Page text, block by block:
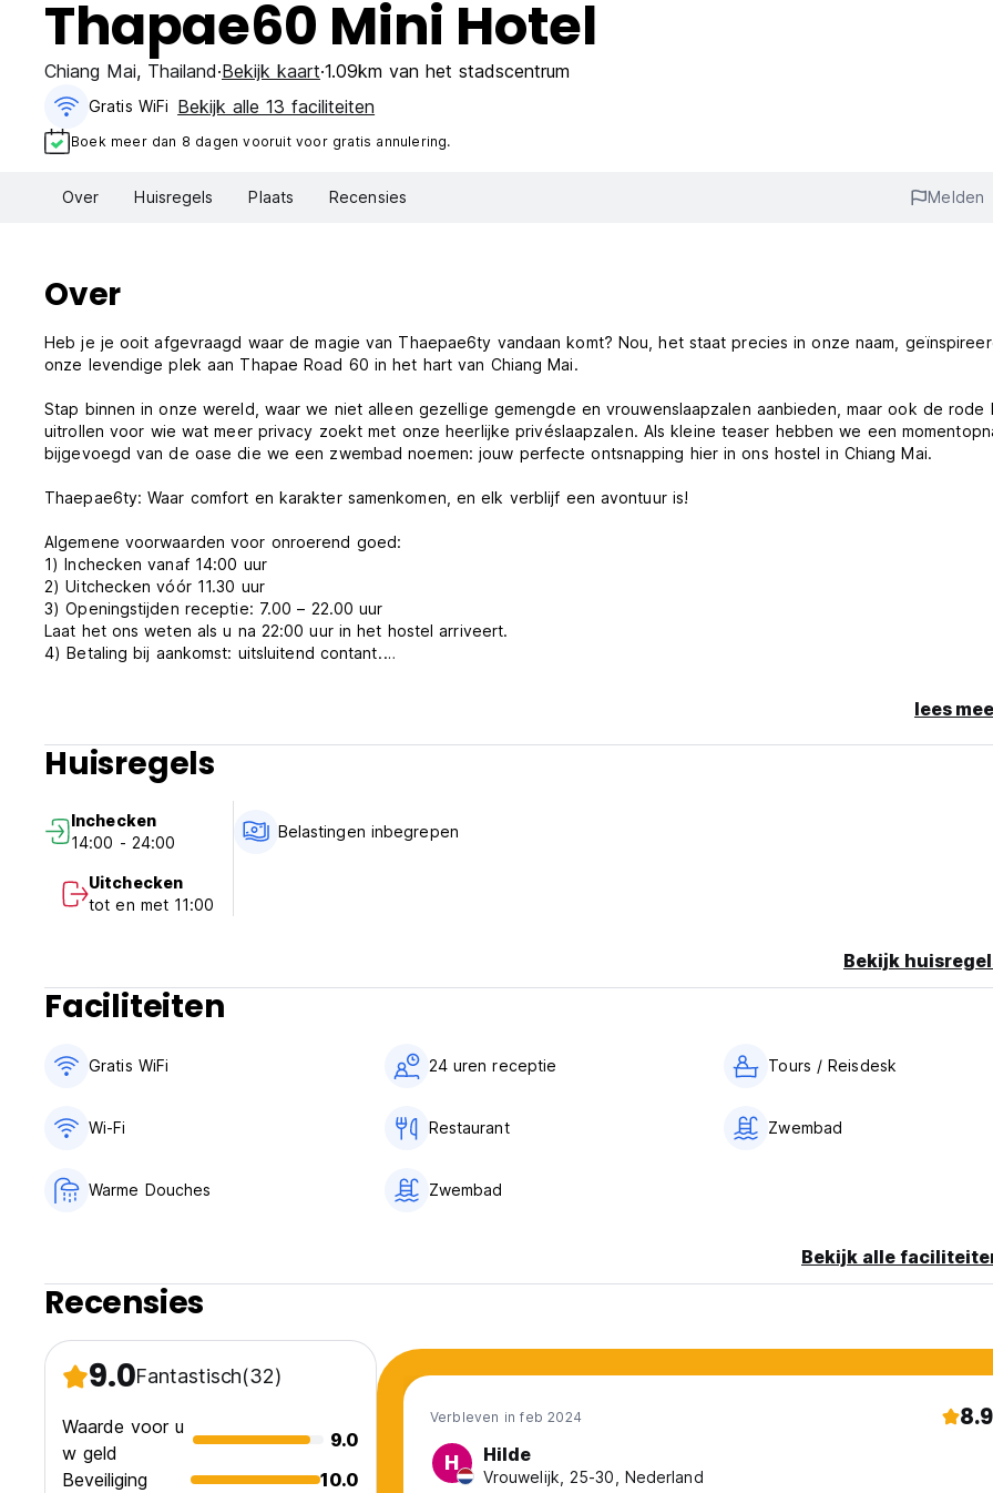
Thapae60 Mini Hotel
Chiang Mai, Thailand Bekijk kaart 1.09km van het stadscentrum
Gratis WiFi Bekijk alle 13 faciliteiten
Boek meer dan 8 dagen vooruit voor gratis annulering.
Over Huisregels Plaats Recensies Melden
Over
Heb je je ooit afgevraagd waar de magie van Thaepae6ty vandaan komt? Nou, het staat precies in onze naam,
onze levendige plek aan Thapae Road 60 in het hart van Chiang Mai.
Stap binnen in onze wereld, waar we niet alleen gezellige gemengde en vrouwenslaapzalen aanbieden, maar ook de rode
uitrollen voor wie wat meer privacy zoekt met onze heerlijke privéslaapzalen. Als kleine teaser hebben we een
bijgevoegd van de oase die we een zwembad noemen: jouw perfecte ontsnapping hier in ons hostel in Chiang Mai.
Thaepae6ty: ​​Waar comfort en karakter samenkomen, en elk verblijf een avontuur is!
Algemene voorwaarden voor onroerend goed:
1) Inchecken vanaf 14:00 uur
2) Uitchecken vóór 11.30 uur
3) Openingstijden receptie: 7.00 – 22.00 uur
Laat het ons weten als u na 22:00 uur in het hostel arriveert.
4) Betaling bij aankomst: uitsluitend contant.
8) GEEN wiet toegestaan ​​in het hostel. (Auto-translated from original language)
lees
Huisregels
Inchecken
14:00 - 24:00
Uitchecken
tot en met 11:00
Belastingen inbegrepen
Bekijk
Faciliteiten
Gratis WiFi 24 uren receptie Tours / Reisdesk
Wi-Fi Restaurant Zwembad
Warme Douches Zwembad
Bekijk alle
Recensies
9.0Fantastisch(32)
Waarde voor u
w geld
9.0
Beveiliging
10.0
Verbleven in feb 2024 8.9
H Hilde
Vrouwelijk, 25-30, Nederland